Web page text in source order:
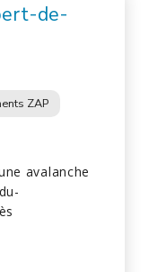
de-
ZAP
avalanche